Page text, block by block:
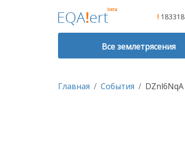
! 183318
Все землетрясения
Главная События DZnl6NqA